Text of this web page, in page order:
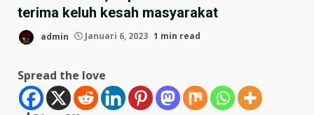
terima keluh kesah masyarakat
admin Januari 6, 2023 1 min read
Spread the love